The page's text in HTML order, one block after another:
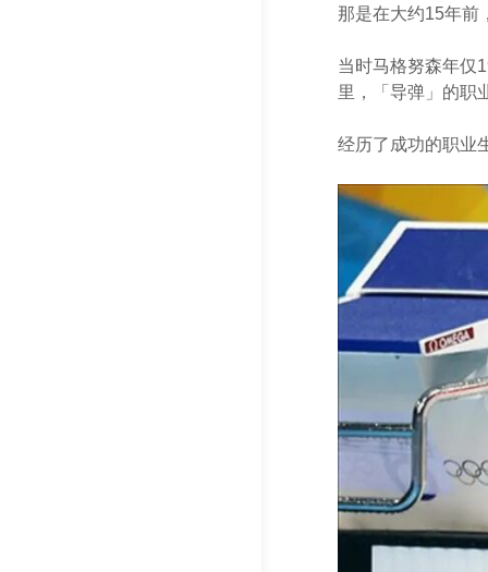
那是在大约15年前
当时马格努森年仅
里，「导弹」的职
经历了成功的职业